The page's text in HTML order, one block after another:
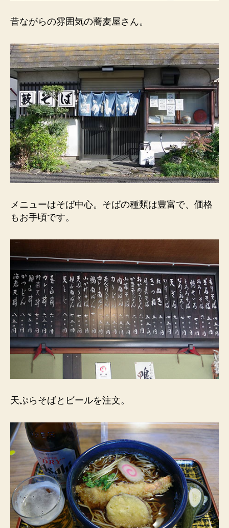
の
近
へ
の
昔ながらの雰囲気の蕎麦屋さん。
メニューはそば中心。そばの種類は豊富で、価格
もお手頃です。
天ぷらそばとビールを注文。